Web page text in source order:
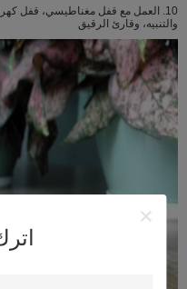
10. العمل مع قفل مغناطيسي، قفل
والتنبيه، وقارئ الرقيق